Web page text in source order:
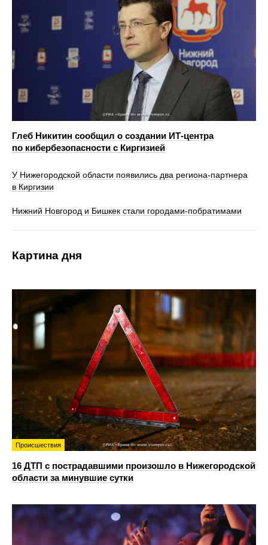
Глеб Никитин сообщил о создании ИТ-центра
по кибербезопасности с Киргизией
У Нижегородской области появились два региона-партнера
в Киргизии
Нижний Новгород и Бишкек стали городами-побратимами
Картина дня
Происшествия
16 ДТП с пострадавшими произошло в Нижегородской
области за минувшие сутки